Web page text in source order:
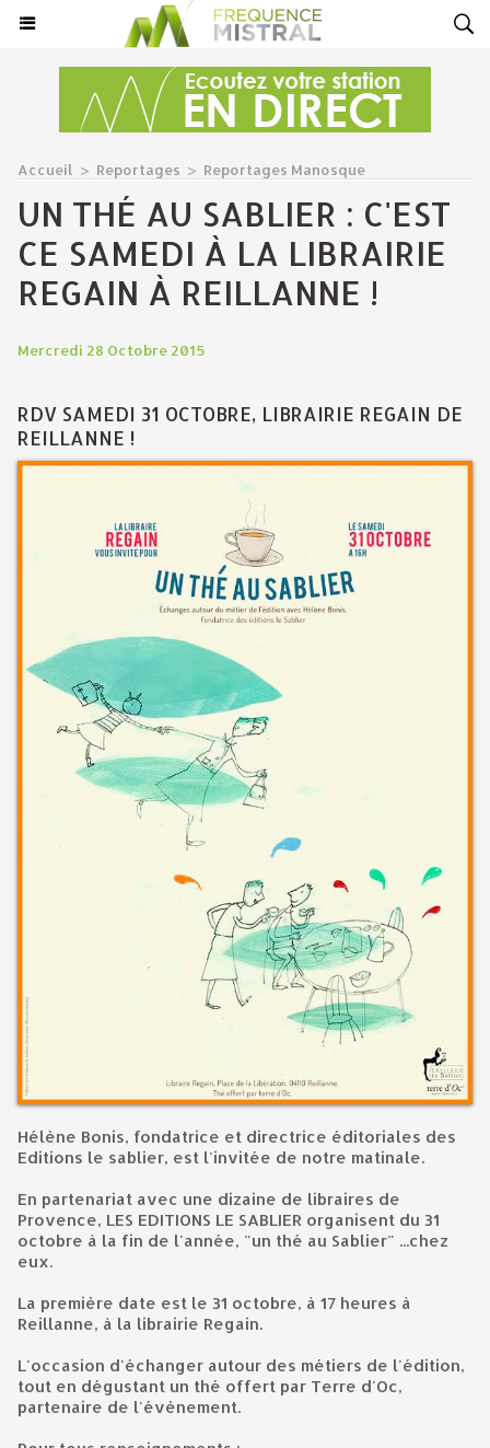
Accueil > Reportages > Reportages Manosque
UN THÉ AU SABLIER : C'EST
CE SAMEDI À LA LIBRAIRIE
REGAIN À REILLANNE !
Mercredi 28 Octobre 2015
RDV SAMEDI 31 OCTOBRE, LIBRAIRIE REGAIN DE
REILLANNE !
Hélène Bonis, fondatrice et directrice éditoriales des
Editions le sablier, est l'invitée de notre matinale.
En partenariat avec une dizaine de libraires de
Provence, LES EDITIONS LE SABLIER organisent du 31
octobre à la fin de l'année, "un thé au Sablier" ...chez
eux.
La première date est le 31 octobre, à 17 heures à
Reillanne, à la librairie Regain.
L'occasion d'échanger autour des métiers de l'édition,
tout en dégustant un thé offert par Terre d'Oc,
partenaire de l'évènement.